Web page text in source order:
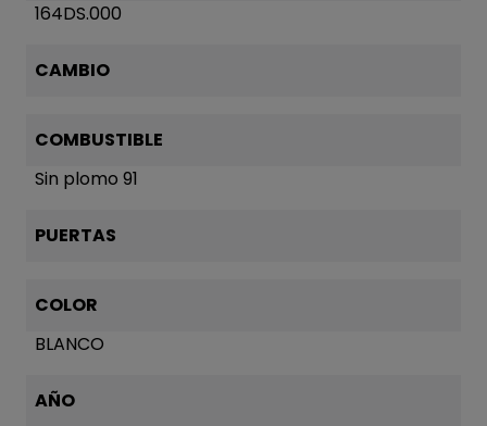
164DS.000
CAMBIO
COMBUSTIBLE
Sin plomo 91
PUERTAS
COLOR
BLANCO
AÑO